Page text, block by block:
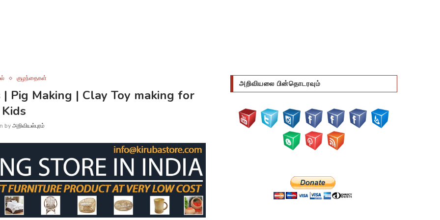
குழந்தைகள்
Pig Making | Clay Toy making for
Kids
byஅறிவியல்புரம்
அறிவியலை பின்தொடரவும்